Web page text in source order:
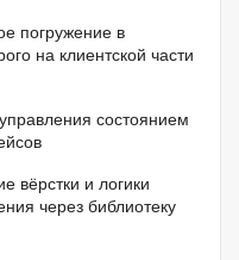
погружение в
на клиентской части
состоянием
вёрстки и логики
через библиотеку